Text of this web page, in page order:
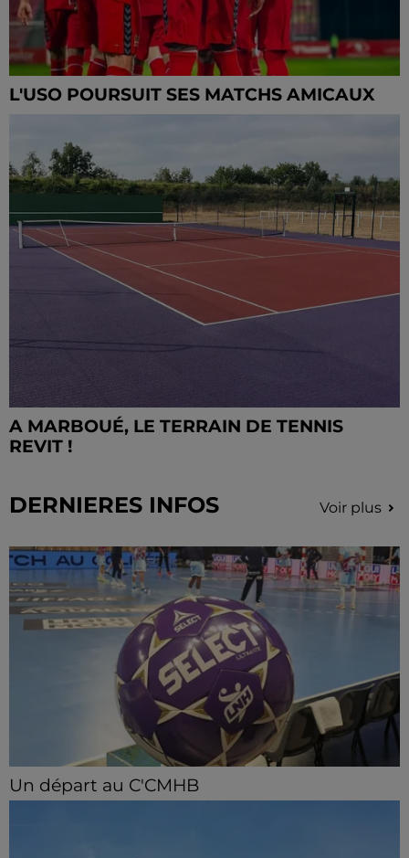
L'USO POURSUIT SES MATCHS AMICAUX
A MARBOUÉ, LE TERRAIN DE TENNIS
REVIT !
DERNIERES INFOS Voir plus
Un départ au C'CMHB
Le club chartrain a officialisé, vendredi 7 août, le